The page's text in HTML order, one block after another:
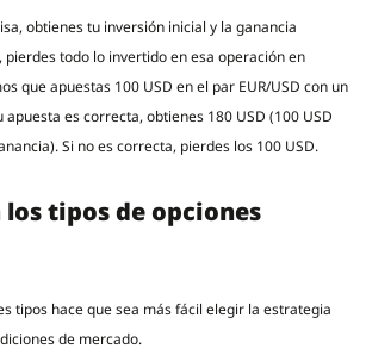
obtienes tu inversión inicial y la ganancia
pierdes todo lo invertido en esa operación en
que apuestas 100 USD en el par EUR/USD con un
apuesta es correcta, obtienes 180 USD (100 USD
Si no es correcta, pierdes los 100 USD.
los tipos de opciones
tipos hace que sea más fácil elegir la estrategia
de mercado.